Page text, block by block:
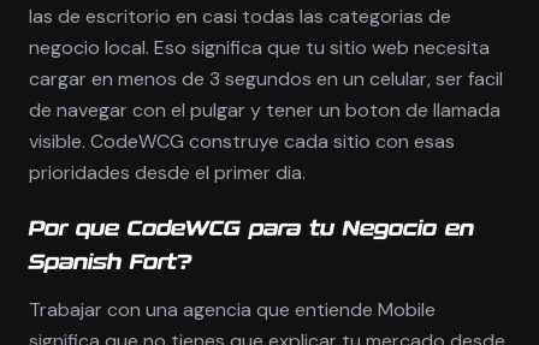
las de escritorio en casi todas las categorias de
negocio local. Eso significa que tu sitio web necesita
cargar en menos de 3 segundos en un celular, ser facil
de navegar con el pulgar y tener un boton de llamada
visible. CodeWCG construye cada sitio con esas
prioridades desde el primer dia.
Por que CodeWCG para tu Negocio en
Spanish Fort?
Trabajar con una agencia que entiende Mobile